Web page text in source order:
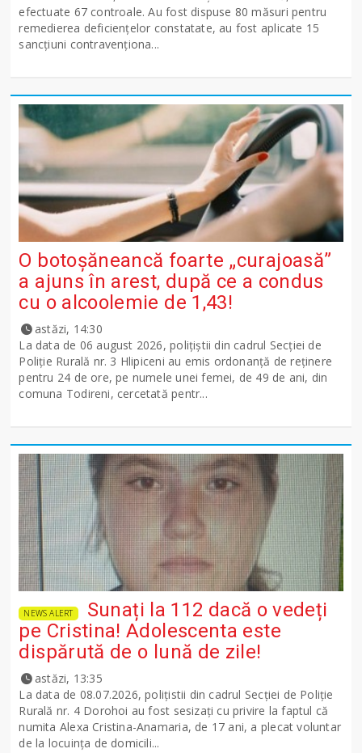
efectuate 67 controale. Au fost dispuse 80 măsuri pentru
remedierea deficiențelor constatate, au fost aplicate 15
sancţiuni contravenționa...
O botoșăneancă foarte „curajoasă”
a ajuns în arest, după ce a condus
cu o alcoolemie de 1,43!
astăzi, 14:30
La data de 06 august 2026, polițiștii din cadrul Secției de
Poliție Rurală nr. 3 Hlipiceni au emis ordonanță de reținere
pentru 24 de ore, pe numele unei femei, de 49 de ani, din
comuna Todireni, cercetată pentr...
NEWS ALERT
Sunați la 112 dacă o vedeți
pe Cristina! Adolescenta este
dispărută de o lună de zile!
astăzi, 13:35
La data de 08.07.2026, polițistii din cadrul Secției de Poliție
Rurală nr. 4 Dorohoi au fost sesizați cu privire la faptul că
numita Alexa Cristina-Anamaria, de 17 ani, a plecat voluntar
de la locuința de domicili...